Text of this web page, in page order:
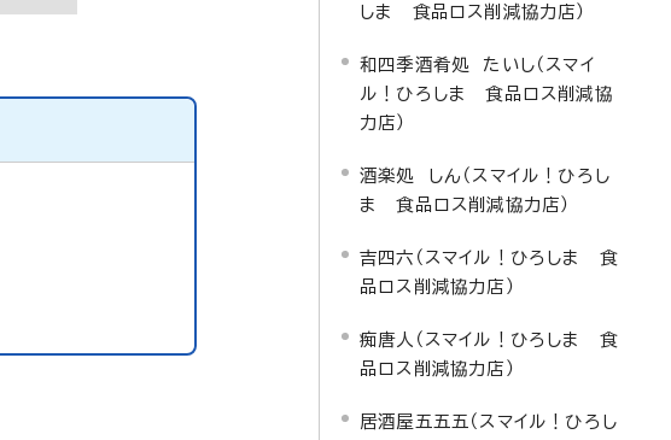
しま 食品ロス削減協力店）
和四季酒肴処 たいし（スマイ
ル！ひろしま 食品ロス削減協
力店）
酒楽処 しん（スマイル！ひろし
ま 食品ロス削減協力店）
吉四六（スマイル！ひろしま 食
品ロス削減協力店）
痴唐人（スマイル！ひろしま 食
品ロス削減協力店）
居酒屋五五五（スマイル！ひろし